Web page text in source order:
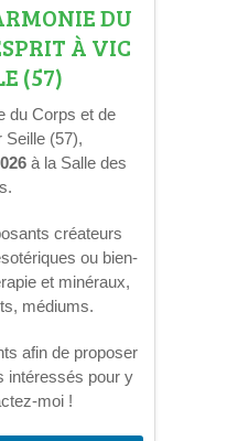
DU
À VIC
(57)
du Corps et de
Seille (57),
à la Salle des
créateurs
ou bien-
et minéraux,
médiums.
afin de proposer
intéressés pour y
moi !